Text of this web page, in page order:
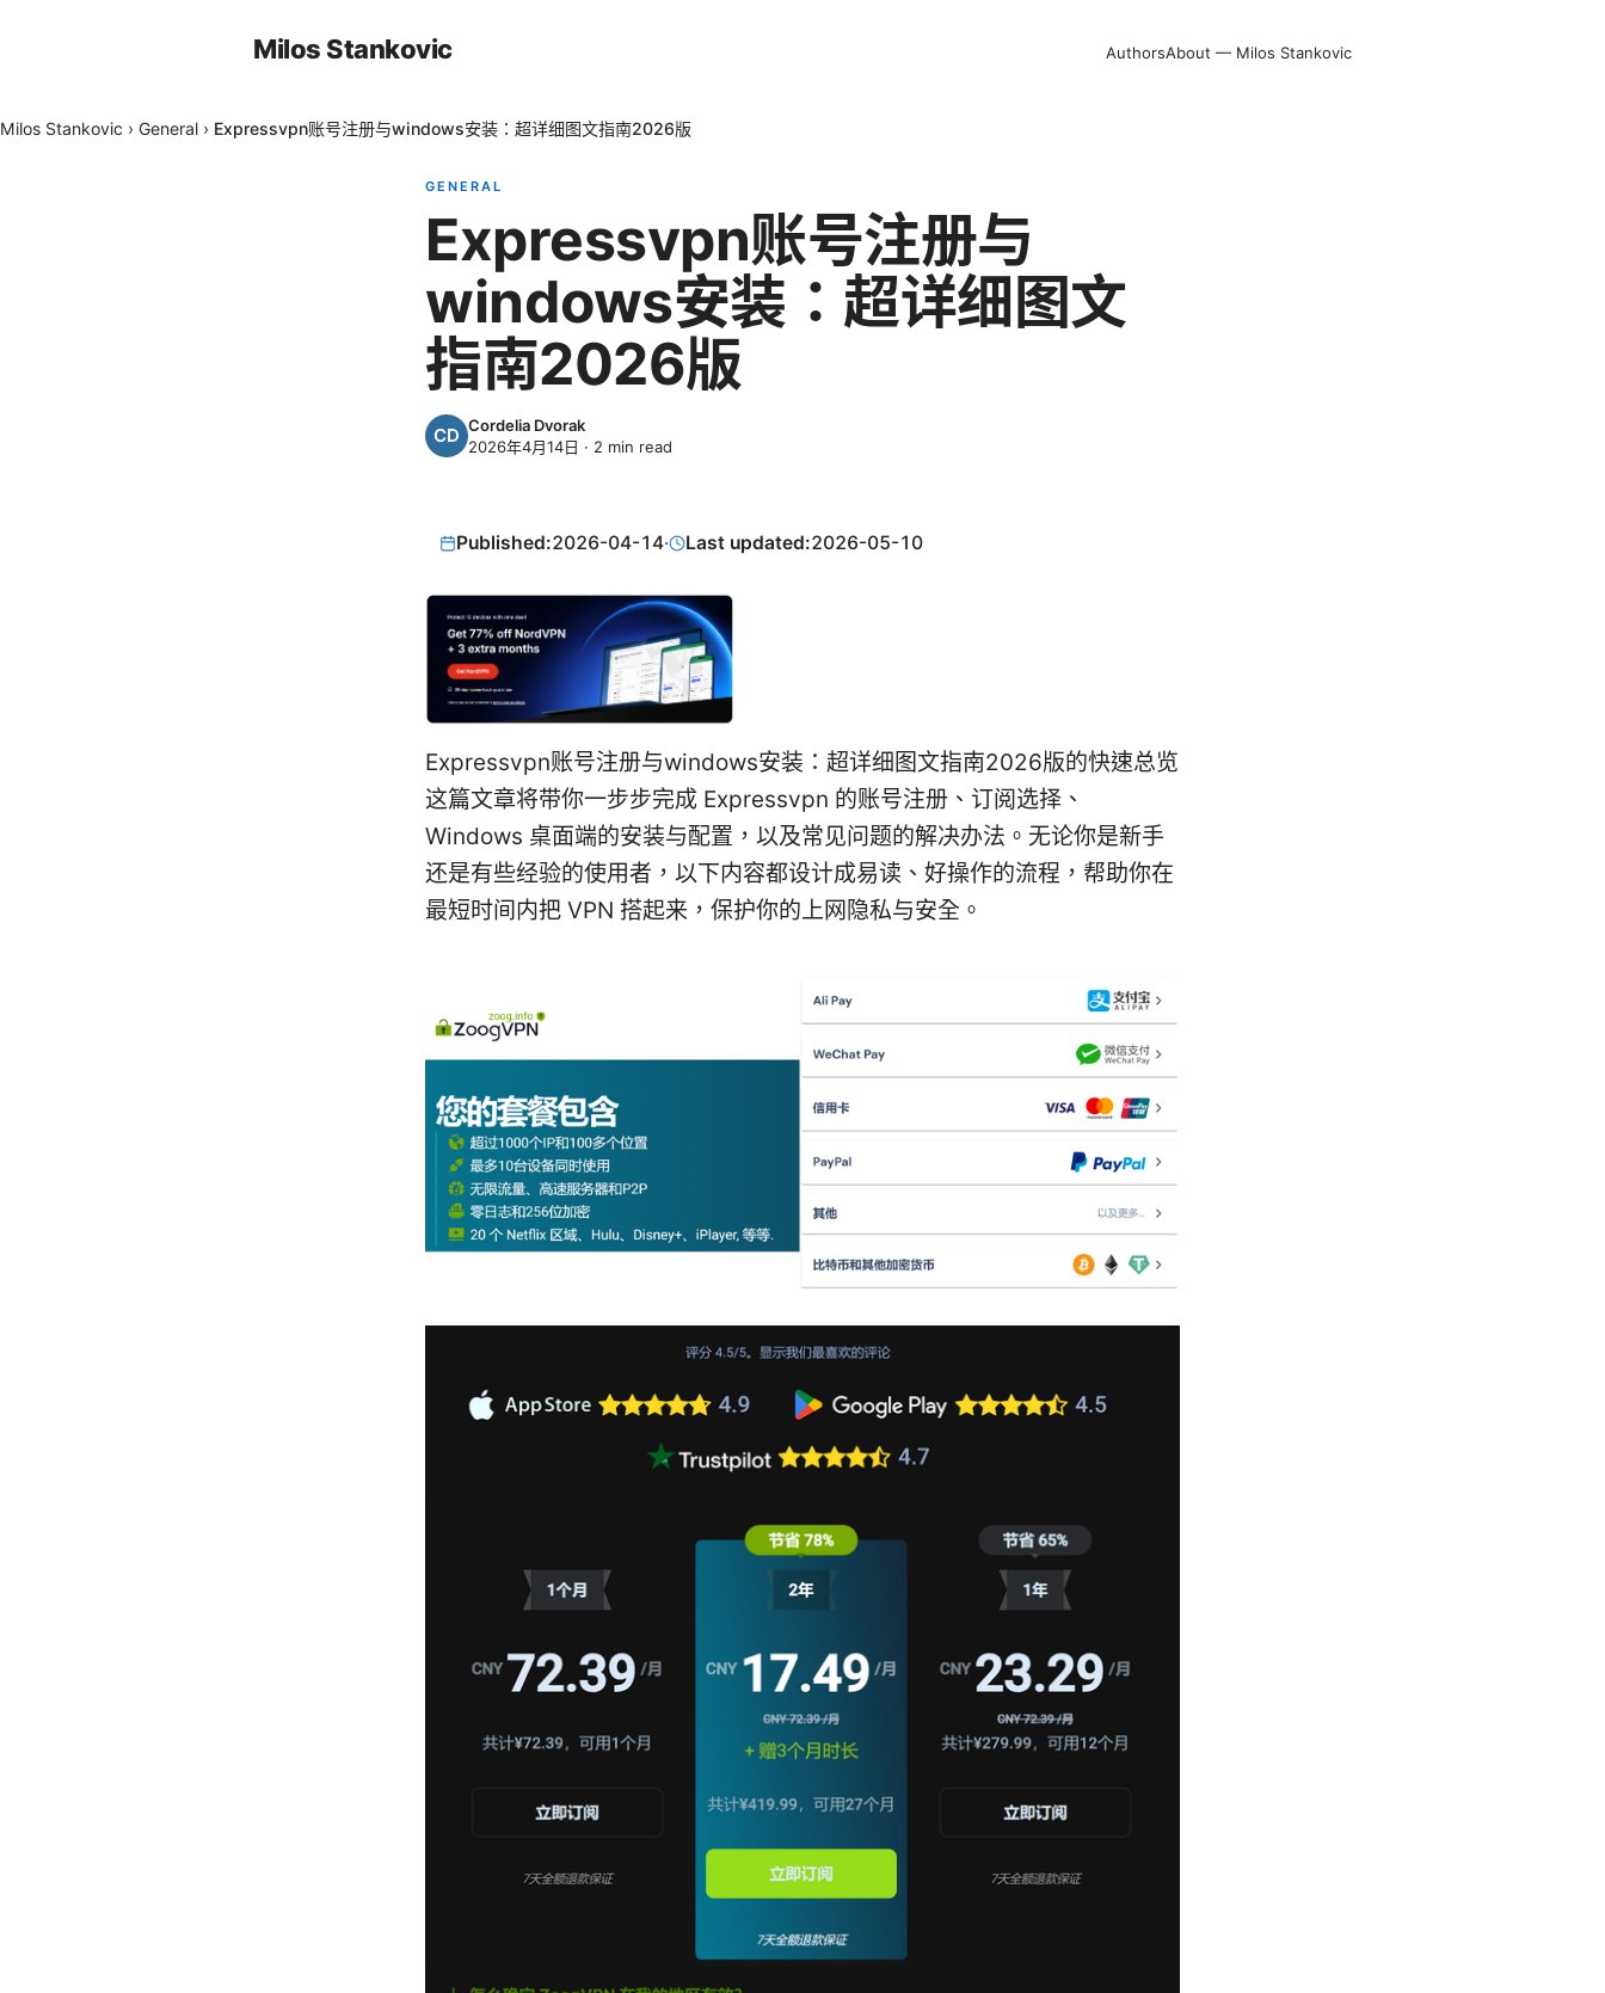
Milos Stankovic AuthorsAbout — Milos Stankovic
Milos Stankovic › General › Expressvpn账号注册与windows安装：超详细图文指南2026版
GENERAL
Expressvpn账号注册与
windows安装：超详细图文
指南2026版
Cordelia Dvorak
2026年4月14日 · 2 min read
Published:2026-04-14· Last updated:2026-05-10
Expressvpn账号注册与windows安装：超详细图文指南2026版的快速总览
这篇文章将带你一步步完成 Expressvpn 的账号注册、订阅选择、
Windows 桌面端的安装与配置，以及常见问题的解决办法。无论你是新手
还是有些经验的使用者，以下内容都设计成易读、好操作的流程，帮助你在
最短时间内把 VPN 搭起来，保护你的上网隐私与安全。